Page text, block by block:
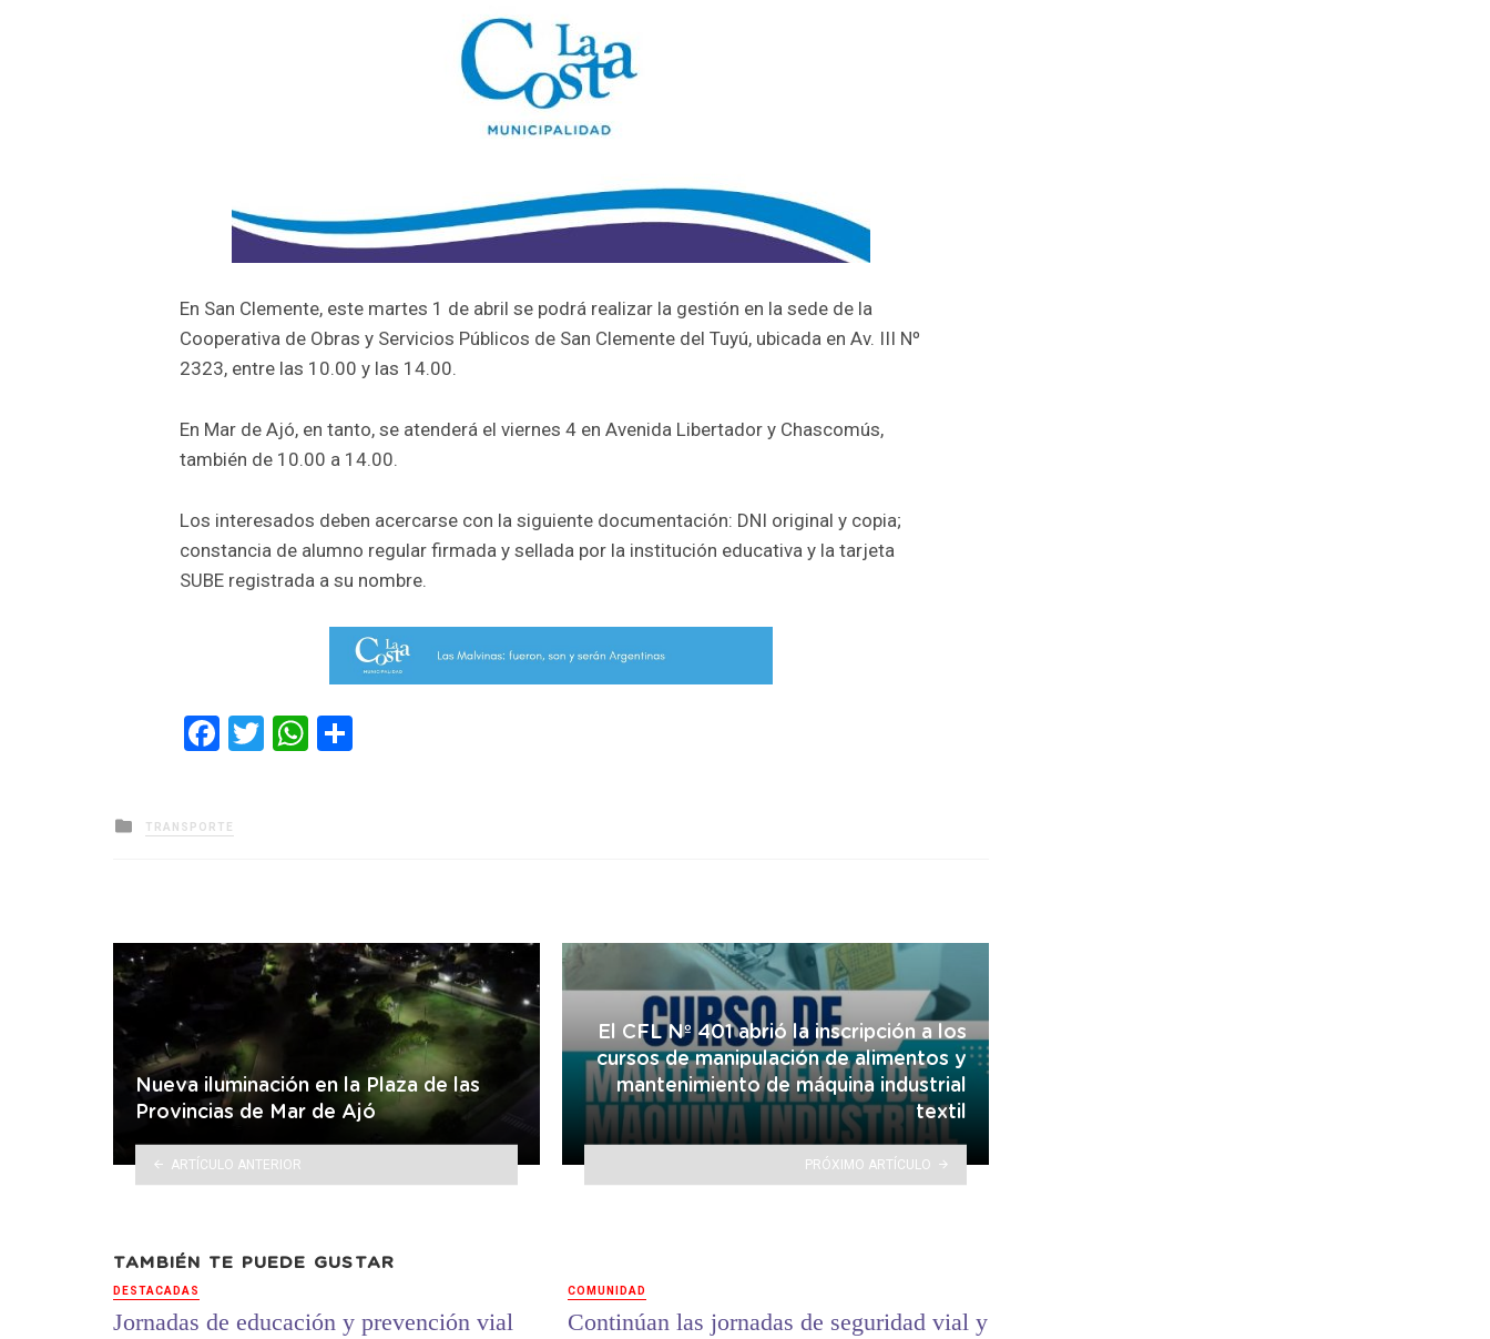
En San Clemente, este martes 1 de abril se podrá realizar la gestión en la sede de la
Cooperativa de Obras y Servicios Públicos de San Clemente del Tuyú, ubicada en Av. III Nº
2323, entre las 10.00 y las 14.00.
En Mar de Ajó, en tanto, se atenderá el viernes 4 en Avenida Libertador y Chascomús,
también de 10.00 a 14.00.
Los interesados deben acercarse con la siguiente documentación: DNI original y copia;
constancia de alumno regular firmada y sellada por la institución educativa y la tarjeta
SUBE registrada a su nombre.
Facebook
TwitterWhatsApp
Posted
in
TRANSPORTE
Nueva iluminación en la Plaza de las
Provincias de Mar de Ajó
ARTÍCULO ANTERIOR
El CFL Nº 401 abrió la inscripción a los
cursos de manipulación de alimentos y
mantenimiento de máquina industrial
textil
PRÓXIMO ARTÍCULO
TAMBIÉN TE PUEDE GUSTAR
DESTACADAS
Jornadas de educación y prevención vial
COMUNIDAD
Continúan las jornadas de seguridad vial y